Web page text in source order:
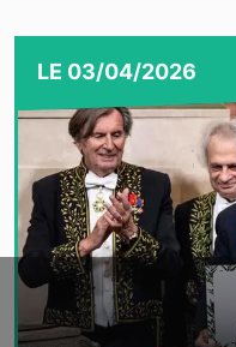
LE 03/04/2026